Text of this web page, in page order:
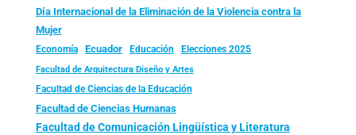
Día Internacional de la Eliminación de la Violencia contra la
Mujer
Economía Ecuador Educación Elecciones 2025
Facultad de Arquitectura Diseño y Artes
Facultad de Ciencias de la Educación
Facultad de Ciencias Humanas
Facultad de Comunicación Lingüística y Literatura